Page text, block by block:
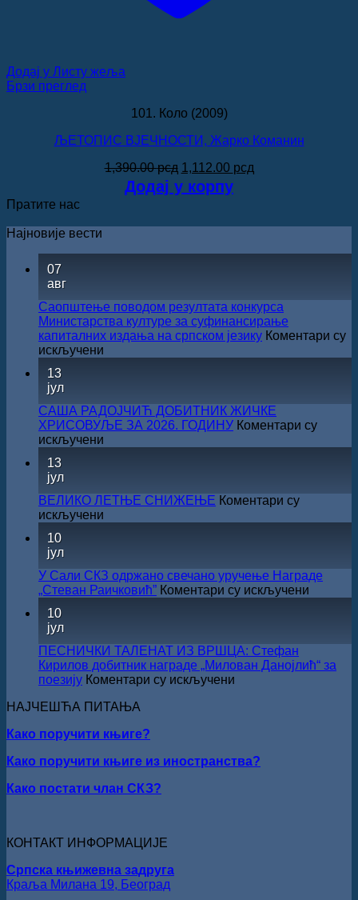
Додај у Листу жеља
Брзи преглед
101. Коло (2009)
ЉЕТОПИС ВЈЕЧНОСТИ, Жарко Команин
1,390.00рсд Оригинална
цена
је
1,390.00 рсд.
1,112.00 рсдТренутна
Додај у корпу
Пратите нас
Најновије вести
07
авг
Саопштење поводом резултата конкурса
Министарства културе за суфинансирање
капиталних издања на српском језику Коментари су
искључени
конкурса
Министарства
културе
за
издања
на
српском
13
јул
САША РАДОЈЧИЋ ДОБИТНИК ЖИЧКЕ
ХРИСОВУЉЕ ЗА 2026. ГОДИНУ Коментари су
искључени
ЖИЧКЕ
ХРИСОВУЉЕ
ЗА
13
јул
ВЕЛИКО ЛЕТЊЕ СНИЖЕЊЕ Коментари су
искључени
10
јул
У Сали СКЗ одржано свечано уручење Награде
„Стеван Раичковић” Коментари су искључени
свечано
10
јул
ПЕСНИЧКИ ТАЛЕНАТ ИЗ ВРШЦА: Стефан
Кирилов добитник награде „Милован Данојлић“ за
поезију Коментари су искључени
Кирилов
НАЈЧЕШЋА ПИТАЊА
Како поручити књиге?
Како поручити књиге из иностранства?
Како постати члан СКЗ?
КОНТАКТ ИНФОРМАЦИЈЕ
Српска књижевна задруга
Краља Милана 19, Београд